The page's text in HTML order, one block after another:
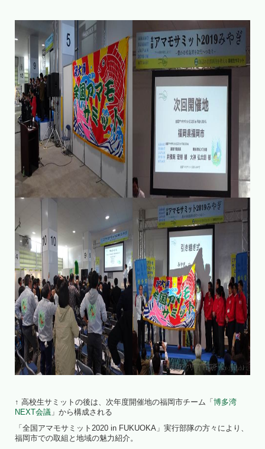
↑ 高校生サミットの後は、次年度開催地の福岡市チーム「 博多湾
NEXT会議 」から構成される
「全国アマモサミット2020 in FUKUOKA」実行部隊の方々により、
福岡市での取組と地域の魅力紹介。